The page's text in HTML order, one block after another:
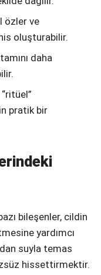
özler ve
oluşturabilir.
daha
pratik bir
bileşenler, cildin
yardımcı
suyla temas
hissettirmektir.